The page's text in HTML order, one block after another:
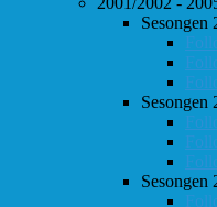
Sesongen
Sesongen
Sesongen